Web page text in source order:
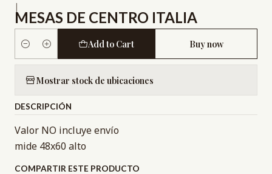
|
MESAS DE CENTRO ITALIA
Quantity
Add to Cart Buy now
Mostrar stock de ubicaciones
DESCRIPCIÓN
Valor NO incluye envío
mide 48x60 alto
COMPARTIR ESTE PRODUCTO